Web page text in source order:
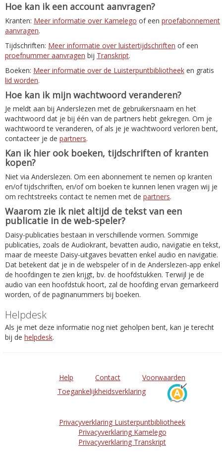
Hoe kan ik een account aanvragen?
Kranten: Meer informatie over Kamelego of een proefabonnement
aanvragen.
Tijdschriften: Meer informatie over luistertijdschriften of een
proefnummer aanvragen bij Transkript.
Boeken: Meer informatie over de Luisterpuntbibliotheek en gratis
lid worden.
Hoe kan ik mijn wachtwoord veranderen?
Je meldt aan bij Anderslezen met de gebruikersnaam en het
wachtwoord dat je bij één van de partners hebt gekregen. Om je
wachtwoord te veranderen, of als je je wachtwoord verloren bent,
contacteer je de partners.
Kan ik hier ook boeken, tijdschriften of kranten
kopen?
Niet via Anderslezen. Om een abonnement te nemen op kranten
en/of tijdschriften, en/of om boeken te kunnen lenen vragen wij je
om rechtstreeks contact te nemen met de partners.
Waarom zie ik niet altijd de tekst van een
publicatie in de web-speler?
Daisy-publicaties bestaan in verschillende vormen. Sommige
publicaties, zoals de Audiokrant, bevatten audio, navigatie en tekst,
maar de meeste Daisy-uitgaves bevatten enkel audio en navigatie.
Dat betekent dat je in de webspeler of in de Anderslezen-app enkel
de hoofdingen te zien krijgt, bv. de hoofdstukken. Terwijl je de
audio van een hoofdstuk hoort, zal de hoofding ervan gemarkeerd
worden, of de paginanummers bij boeken.
Helpdesk
Als je met deze informatie nog niet geholpen bent, kan je terecht
bij de helpdesk.
Help Contact
Voorwaarden
Toegankelijkheidsverklaring
Privacyverklaring Luisterpuntbibliotheek
Privacyverklaring Kamelego
Privacyverklaring Transkript